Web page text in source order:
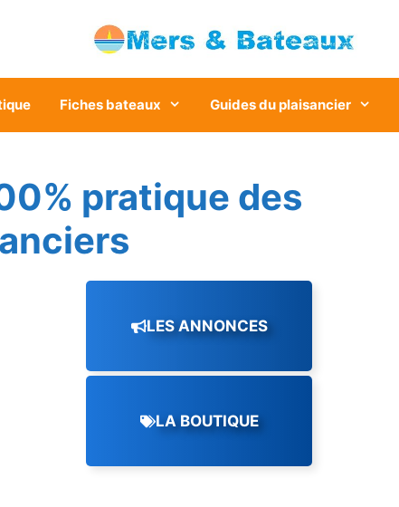
Fiches bateaux Guides du plaisancier
pratique des
LES ANNONCES
LA BOUTIQUE